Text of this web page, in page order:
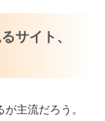
サイト、
主流だろう。